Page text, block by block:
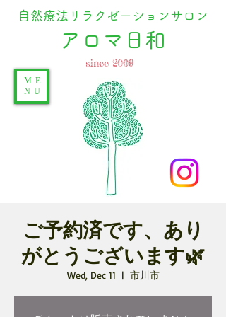
自然療法リラクゼーションサロン
​アロマ日和
ME
NU
since 2009
ご予約済です、あり
がとうございます🌿
Wed, Dec 11
  |
市川市